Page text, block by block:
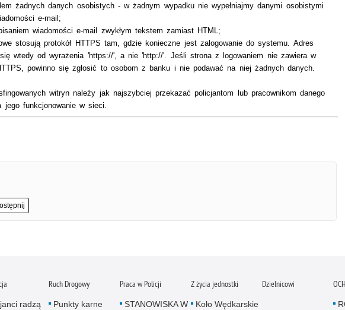
żadnych danych osobistych - w żadnym wypadku nie wypełniajmy danymi osobistymi
e-mail;
wiadomości e-mail zwykłym tekstem zamiast HTML;
stosują protokół HTTPS tam, gdzie konieczne jest zalogowanie do systemu. Adres
wtedy od wyrażenia 'https://', a nie 'http://'. Jeśli strona z logowaniem nie zawiera w
powinno się zgłosić to osobom z banku i nie podawać na niej żadnych danych.
witryn należy jak najszybciej przekazać policjantom lub pracownikom danego
jego funkcjonowanie w sieci.
radzą
Ruch Drogowy
Punkty karne
Praca w Policji
STANOWISKA W
Z życia jednostki
Koło Wędkarskie
Dzielnicowi